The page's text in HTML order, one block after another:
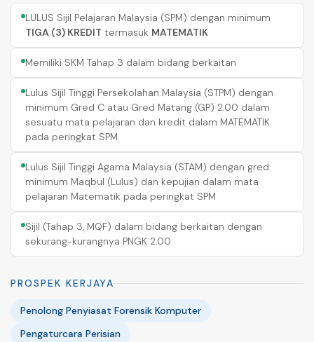
LULUS Sijil Pelajaran Malaysia (SPM) dengan minimum
TIGA (3) KREDIT termasuk MATEMATIK
Memiliki SKM Tahap 3 dalam bidang berkaitan
Lulus Sijil Tinggi Persekolahan Malaysia (STPM) dengan
minimum Gred C atau Gred Matang (GP) 2.00 dalam
sesuatu mata pelajaran dan kredit dalam MATEMATIK
pada peringkat SPM
Lulus Sijil Tinggi Agama Malaysia (STAM) dengan gred
minimum Maqbul (Lulus) dan kepujian dalam mata
pelajaran Matematik pada peringkat SPM
Sijil (Tahap 3, MQF) dalam bidang berkaitan dengan
sekurang-kurangnya PNGK 2.00
PROSPEK KERJAYA
Penolong Penyiasat Forensik Komputer
Pengaturcara Perisian